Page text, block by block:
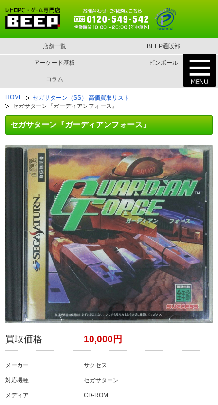
店舗一覧 BEEP通販部
アーケード基板 ピンボール
コラム
HOME
セガサターン（SS） 高価買取リスト
セガサターン『ガーディアンフォース』
セガサターン『ガーディアンフォース』
買取価格 10,000円
メーカー サクセス
対応機種 セガサターン
メディア CD-ROM